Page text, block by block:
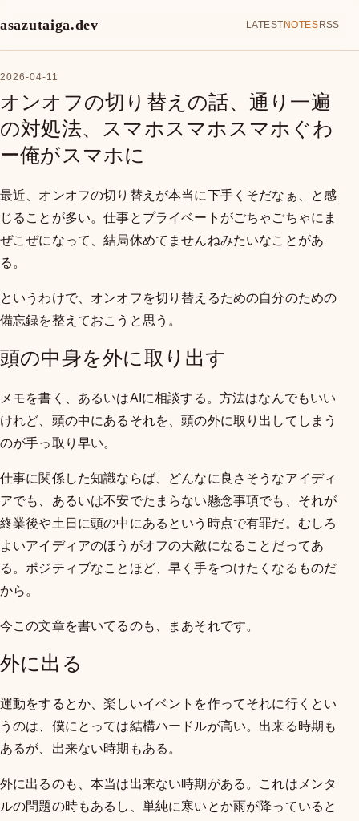
asazutaiga.dev LATEST NOTES RSS
2026-04-11
オンオフの切り替えの話、通り一遍
の対処法、スマホスマホスマホぐわ
ー俺がスマホに
最近、オンオフの切り替えが本当に下手くそだなぁ、と感
じることが多い。仕事とプライベートがごちゃごちゃにま
ぜこぜになって、結局休めてませんねみたいなことがあ
る。
というわけで、オンオフを切り替えるための自分のための
備忘録を整えておこうと思う。
頭の中身を外に取り出す
メモを書く、あるいはAIに相談する。方法はなんでもいい
けれど、頭の中にあるそれを、頭の外に取り出してしまう
のが手っ取り早い。
仕事に関係した知識ならば、どんなに良さそうなアイディ
アでも、あるいは不安でたまらない懸念事項でも、それが
終業後や土日に頭の中にあるという時点で有罪だ。むしろ
よいアイディアのほうがオフの大敵になることだってあ
る。ポジティブなことほど、早く手をつけたくなるものだ
から。
今この文章を書いてるのも、まあそれです。
外に出る
運動をするとか、楽しいイベントを作ってそれに行くとい
うのは、僕にとっては結構ハードルが高い。出来る時期も
あるが、出来ない時期もある。
外に出るのも、本当は出来ない時期がある。これはメンタ
ルの問題の時もあるし、単純に寒いとか雨が降っていると